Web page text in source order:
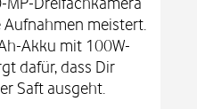
meistert.
Akku mit 100W-
dafür, dass Dir
Saft ausgeht.